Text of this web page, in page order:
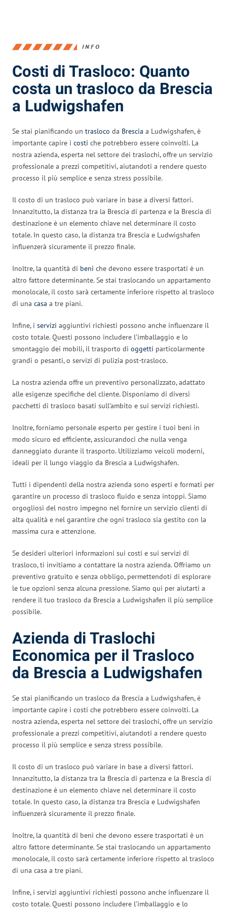
INFO
Costi di Trasloco: Quanto
costa un trasloco da Brescia
a Ludwigshafen
Se stai pianificando un trasloco da Brescia a Ludwigshafen, è
importante capire i costi che potrebbero essere coinvolti. La
nostra azienda, esperta nel settore dei traslochi, offre un servizio
professionale a prezzi competitivi, aiutandoti a rendere questo
processo il più semplice e senza stress possibile.
Il costo di un trasloco può variare in base a diversi fattori.
Innanzitutto, la distanza tra la Brescia di partenza e la Brescia di
destinazione è un elemento chiave nel determinare il costo
totale. In questo caso, la distanza tra Brescia e Ludwigshafen
influenzerà sicuramente il prezzo finale.
Inoltre, la quantità di beni che devono essere trasportati è un
altro fattore determinante. Se stai traslocando un appartamento
monolocale, il costo sarà certamente inferiore rispetto al trasloco
di una casa a tre piani.
Infine, i servizi aggiuntivi richiesti possono anche influenzare il
costo totale. Questi possono includere l’imballaggio e lo
smontaggio dei mobili, il trasporto di oggetti particolarmente
grandi o pesanti, o servizi di pulizia post-trasloco.
La nostra azienda offre un preventivo personalizzato, adattato
alle esigenze specifiche del cliente. Disponiamo di diversi
pacchetti di trasloco basati sull’ambito e sui servizi richiesti.
Inoltre, forniamo personale esperto per gestire i tuoi beni in
modo sicuro ed efficiente, assicurandoci che nulla venga
danneggiato durante il trasporto. Utilizziamo veicoli moderni,
ideali per il lungo viaggio da Brescia a Ludwigshafen.
Tutti i dipendenti della nostra azienda sono esperti e formati per
garantire un processo di trasloco fluido e senza intoppi. Siamo
orgogliosi del nostro impegno nel fornire un servizio clienti di
alta qualità e nel garantire che ogni trasloco sia gestito con la
massima cura e attenzione.
Se desideri ulteriori informazioni sui costi e sui servizi di
trasloco, ti invitiamo a contattare la nostra azienda. Offriamo un
preventivo gratuito e senza obbligo, permettendoti di esplorare
le tue opzioni senza alcuna pressione. Siamo qui per aiutarti a
rendere il tuo trasloco da Brescia a Ludwigshafen il più semplice
possibile.
Azienda di Traslochi
Economica per il Trasloco
da Brescia a Ludwigshafen
Se stai pianificando un trasloco da Brescia a Ludwigshafen, è
importante capire i costi che potrebbero essere coinvolti. La
nostra azienda, esperta nel settore dei traslochi, offre un servizio
professionale a prezzi competitivi, aiutandoti a rendere questo
processo il più semplice e senza stress possibile.
Il costo di un trasloco può variare in base a diversi fattori.
Innanzitutto, la distanza tra la Brescia di partenza e la Brescia di
destinazione è un elemento chiave nel determinare il costo
totale. In questo caso, la distanza tra Brescia e Ludwigshafen
influenzerà sicuramente il prezzo finale.
Inoltre, la quantità di beni che devono essere trasportati è un
altro fattore determinante. Se stai traslocando un appartamento
monolocale, il costo sarà certamente inferiore rispetto al trasloco
di una casa a tre piani.
Infine, i servizi aggiuntivi richiesti possono anche influenzare il
costo totale. Questi possono includere l’imballaggio e lo